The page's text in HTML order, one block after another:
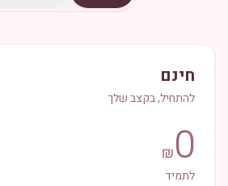
חינם
להתחיל, בקצב שלך
0
₪
לתמיד